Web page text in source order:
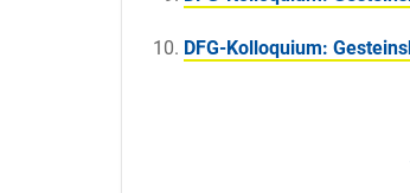
DFG-Kolloquium: